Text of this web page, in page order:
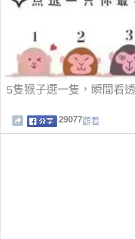
5隻猴子選一隻，瞬間看
29077觀看